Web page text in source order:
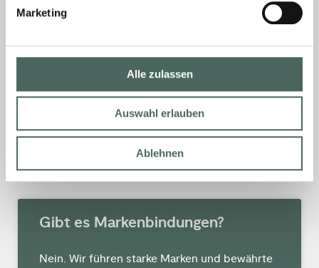
Marketing
Alle zulassen
Auswahl erlauben
Ablehnen
Sondermaße beschaffen?
Das hängt sehr stark von dem benötigten
oder projektspezifische Artikel für Sie.
Keine Kommentare
Gibt es Markenbindungen?
Nein. Wir führen starke Marken und bewährte